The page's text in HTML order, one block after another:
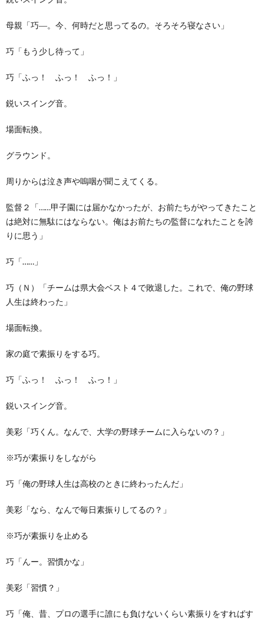
母親「巧―。今、何時だと思ってるの。そろそろ寝なさい」
巧「もう少し待って」
巧「ふっ！ ふっ！ ふっ！」
鋭いスイング音。
場面転換。
グラウンド。
周りからは泣き声や嗚咽が聞こえてくる。
監督２「……甲子園には届かなかったが、お前たちがやってきたこと
は絶対に無駄にはならない。俺はお前たちの監督になれたことを誇
りに思う」
巧「……」
巧（Ｎ）「チームは県大会ベスト４で敗退した。これで、俺の野球
人生は終わった」
場面転換。
家の庭で素振りをする巧。
巧「ふっ！ ふっ！ ふっ！」
鋭いスイング音。
美彩「巧くん。なんで、大学の野球チームに入らないの？」
※巧が素振りをしながら
巧「俺の野球人生は高校のときに終わったんだ」
美彩「なら、なんで毎日素振りしてるの？」
※巧が素振りを止める
巧「んー。習慣かな」
美彩「習慣？」
巧「俺、昔、プロの選手に誰にも負けないくらい素振りをすればす